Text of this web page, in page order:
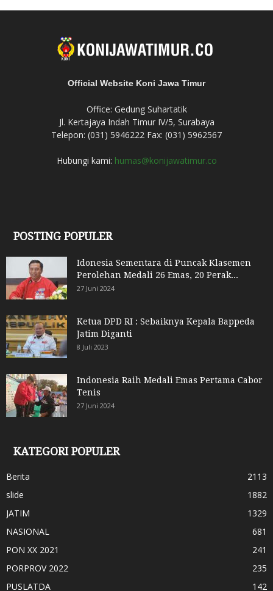
Official Website Koni Jawa Timur
Office: Gedung Suhartatik
Jl. Kertajaya Indah Timur IV/5, Surabaya
Telepon: (031) 5946222 Fax: (031) 5962567
Hubungi kami: humas@konijawatimur.co
POSTING POPULER
Idonesia Sementara di Puncak Klasemen
Perolehan Medali 26 Emas, 20 Perak...
27 Juni 2024
Ketua DPD RI : Sebaiknya Kepala Bappeda
Jatim Diganti
8 Juli 2023
Indonesia Raih Medali Emas Pertama Cabor
Tenis
27 Juni 2024
KATEGORI POPULER
Berita
2113
slide
1882
JATIM
1329
NASIONAL
681
PON XX 2021
241
PORPROV 2022
235
PUSLATDA
142